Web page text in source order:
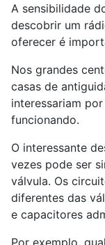
A sensibilidade
descobrir um
oferecer é
Nos grandes
casas de
interessariam
funcionando.
O interessante
vezes pode ser
válvula. Os
diferentes das
e capacitores
Por exemplo,